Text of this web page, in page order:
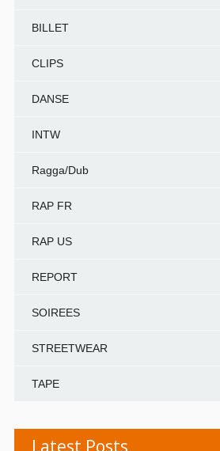
BILLET
CLIPS
DANSE
INTW
Ragga/Dub
RAP FR
RAP US
REPORT
SOIREES
STREETWEAR
TAPE
Latest Posts